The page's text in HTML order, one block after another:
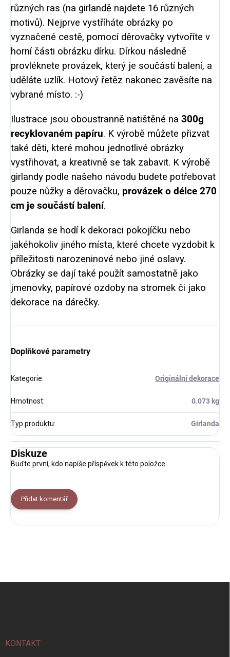
různých ras (na girlandě najdete 16 různých
motivů). Nejprve vystříháte obrázky po
vyznačené cestě, pomocí děrovačky vytvoříte v
horní části obrázku dírku. Dírkou následně
provléknete provázek, který je součástí balení, a
uděláte uzlík. Hotový řetěz nakonec zavěsíte na
vybrané místo. :-)
Ilustrace jsou oboustranně natištěné na 300g
recyklovaném papíru. K výrobě můžete přizvat
také děti, které mohou jednotlivé obrázky
vystřihovat, a kreativně se tak zabavit. K výrobě
girlandy podle našeho návodu budete potřebovat
pouze nůžky a děrovačku, provázek o délce 270
cm je součástí balení.
Girlanda se hodí k dekoraci pokojíčku nebo
jakéhokoliv jiného místa, které chcete vyzdobit k
příležitosti narozeninové nebo jiné oslavy.
Obrázky se dají také použít samostatně jako
jmenovky, papírové ozdoby na stromek či jako
dekorace na dárečky.
Doplňkové parametry
Kategorie: Originální dekorace
Hmotnost: 0.073 kg
Typ produktu: Girlanda
Diskuze
Buďte první, kdo napíše příspěvek k této položce.
Přidat komentář
KONTAKT